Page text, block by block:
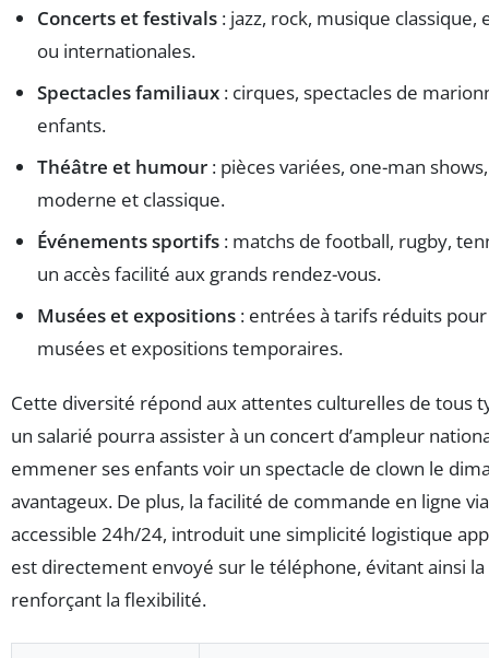
Concerts et festivals : jazz, rock, musique
ou internationales.
Spectacles familiaux : cirques, spectacles de
enfants.
Théâtre et humour : pièces variées, one-man
moderne et classique.
Événements sportifs : matchs de football, rugby,
un accès facilité aux grands rendez-vous.
Musées et expositions : entrées à tarifs réduits
musées et expositions temporaires.
Cette diversité répond aux attentes culturelles de tous
un salarié pourra assister à un concert d’ampleur
emmener ses enfants voir un spectacle de clown le
avantageux. De plus, la facilité de commande en ligne
accessible 24h/24, introduit une simplicité logistique
est directement envoyé sur le téléphone, évitant ainsi
renforçant la flexibilité.